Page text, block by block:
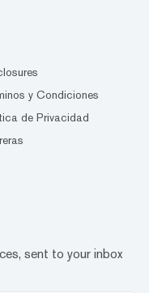
y Condiciones
de Privacidad
sent to your inbox